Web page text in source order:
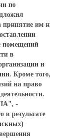
по
принятие им и
помещений
в
и
Кроме того,
на право
-
в результате